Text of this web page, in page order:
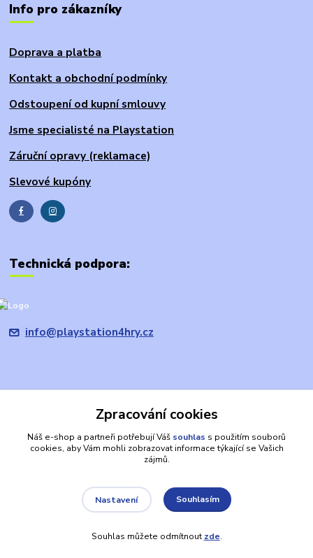
Info pro zákazníky
Doprava a platba
Kontakt a obchodní podmínky
Odstoupení od kupní smlouvy
Jsme specialisté na Playstation
Záruční opravy (reklamace)
Slevové kupóny
Technická podpora:
info@playstation4hry.cz
Upravit sběr cookies.
Prohlášení: provozovatel domény/prodávající je společnost
PRODEJHER.CZ s.r.o., která není oficiálním zástupcem, ani výhradním
apod. jsou registrované ochranné známky společnosti SONY a jsou zde
používány výlučně za účelem identifikace výrobků. Jiná jména
majetku konkrétních vlastníků.
Zpracování cookies
Náš e-shop a partneři potřebují Váš souhlas s použitím souborů
cookies, aby Vám mohli zobrazovat informace týkající se Vašich
zájmů.
Nastavení Souhlasím
Souhlas můžete odmítnout zde.